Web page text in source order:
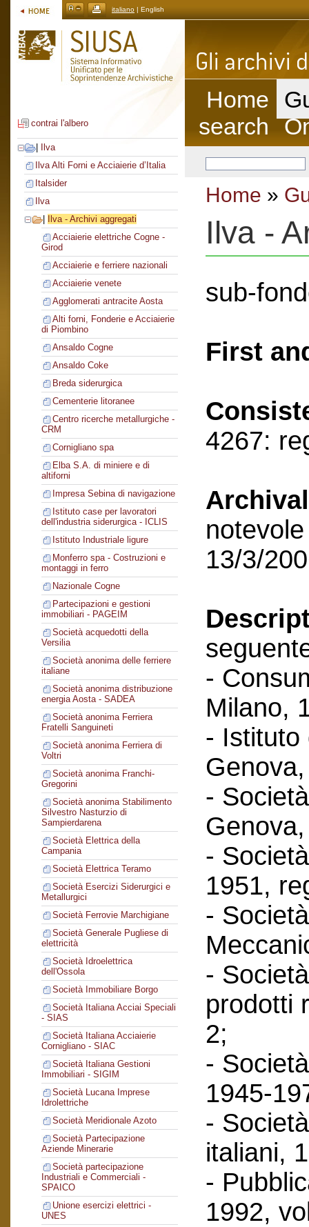
italiano | English
contrai l'albero
Ilva
Ilva Alti Forni e Acciaierie d’Italia
Italsider
Ilva
Ilva - Archivi aggregati
Acciaierie elettriche Cogne -
Girod
Acciaierie e ferriere nazionali
Acciaierie venete
Agglomerati antracite Aosta
Alti forni, Fonderie e Acciaierie
di Piombino
Ansaldo Cogne
Ansaldo Coke
Breda siderurgica
Cementerie litoranee
Centro ricerche metallurgiche -
CRM
Cornigliano spa
Elba S.A. di miniere e di
altiforni
Impresa Sebina di navigazione
Istituto case per lavoratori
dell'industria siderurgica - ICLIS
Istituto Industriale ligure
Monferro spa - Costruzioni e
montaggi in ferro
Nazionale Cogne
Partecipazioni e gestioni
immobiliari - PAGEIM
Società acquedotti della
Versilia
Società anonima delle ferriere
italiane
Società anonima distribuzione
energia Aosta - SADEA
Società anonima Ferriera
Fratelli Sanguineti
Società anonima Ferriera di
Voltri
Società anonima Franchi-
Gregorini
Società anonima Stabilimento
Silvestro Nasturzio di
Sampierdarena
Società Elettrica della
Campania
Società Elettrica Teramo
Società Esercizi Siderurgici e
Metallurgici
Società Ferrovie Marchigiane
Società Generale Pugliese di
elettricità
Società Idroelettrica
dell'Ossola
Società Immobiliare Borgo
Società Italiana Acciai Speciali
- SIAS
Società Italiana Acciaierie
Cornigliano - SIAC
Società Italiana Gestioni
Immobiliari - SIGIM
Società Lucana Imprese
Idrolettriche
Società Meridionale Azoto
Società Partecipazione
Aziende Minerarie
Società partecipazione
Industriali e Commerciali -
SPAICO
Unione esercizi elettrici -
UNES
Home
search
Home »
Ilva -
sub-
First
4267:
13/3/
-
Milano,
- Istituto
-
-
1951,
-
-
prodotti
2;
-
1945-
-
italiani,
-
1992,